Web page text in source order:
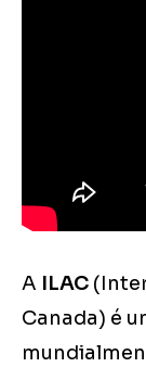
A ILAC
Canada) é